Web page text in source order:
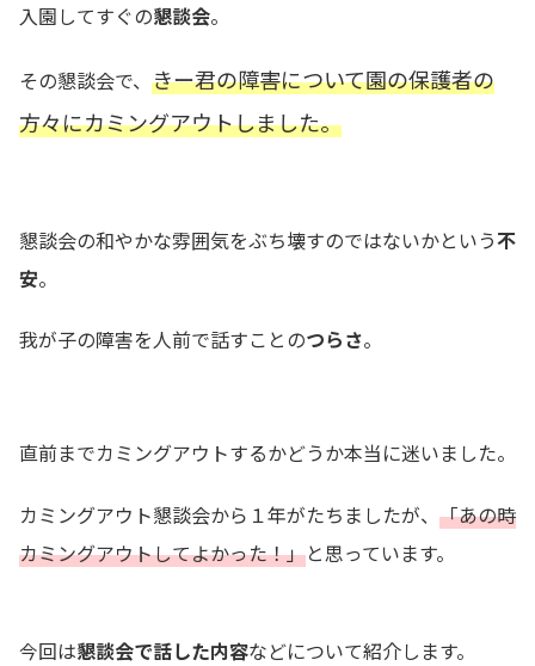
入園してすぐの懇談会。
その懇談会で、 きー君の障害について園の保護者の
方々にカミングアウトしました。
懇談会の和やかな雰囲気をぶち壊すのではないかという不
安。
我が子の障害を人前で話すことのつらさ。
直前までカミングアウトするかどうか本当に迷いました。
カミングアウト懇談会から１年がたちましたが、 「あの時
カミングアウトしてよかった！」と思っています。
今回は懇談会で話した内容などについて紹介します。